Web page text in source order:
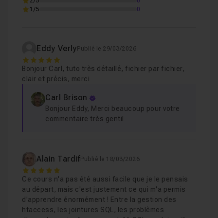
Chapitre 2 : Protéger le CRUD sur la table des tutos
Chapitre 3 : Traitement de la table apprenant
Chapitre 4 : Traitement de la table commentaire
Chapitre 5 : Conclusion 02m14
1/5
0
Eddy Verly Publié le 29/03/2026
5
Bonjour Carl, tuto très détaillé, fichier par fichier,
clair et précis, merci
Carl Brison
Bonjour Eddy, Merci beaucoup pour votre
commentaire très gentil
Alain TardifPublié le 18/03/2026
5
Ce cours n'a pas été aussi facile que je le pensais
au départ, mais c'est justement ce qui m'a permis
d'apprendre énormément ! Entre la gestion des
htaccess, les jointures SQL, les problèmes